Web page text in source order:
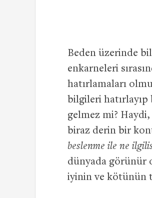
Beden üzerinde
enkarneleri
hatırlamaları
bilgileri hatırlayıp
gelmez mi?
biraz derin bir
beslenme ile ne
dünyada görünür
iyinin ve kötünün